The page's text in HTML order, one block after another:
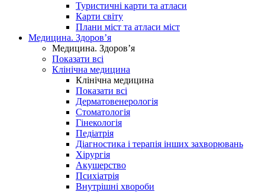
Туристичні карти та атласи
Карти світу
Плани міст та атласи міст
Медицина. Здоров’я
Медицина. Здоров’я
Показати всі
Клінічна медицина
Клінічна медицина
Показати всі
Дерматовенерологія
Стоматологія
Гінекологія
Педіатрія
Діагностика і терапія інших захворювань
Хірургія
Акушерство
Психіатрія
Внутрішні хвороби